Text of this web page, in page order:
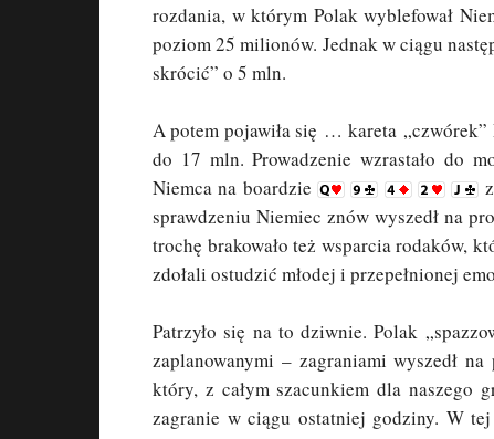
rozdania, w którym Polak wyblefował
poziom 25 milionów. Jednak w ciągu
skrócić” o 5 mln.
A potem pojawiła się … kareta „czwórek”
do 17 mln. Prowadzenie wzrastało do
Niemca na boardzie
z
sprawdzeniu Niemiec znów wyszedł na
trochę brakowało też wsparcia rodaków,
zdołali ostudzić młodej i przepełnionej
Patrzyło się na to dziwnie. Polak
zaplanowanymi – zagraniami wyszedł
który, z całym szacunkiem dla naszego
zagranie w ciągu ostatniej godziny. W